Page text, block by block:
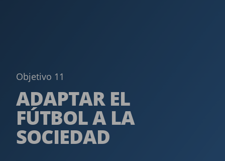
Objetivo 11
ADAPTAR EL
FÚTBOL A LA
SOCIEDAD